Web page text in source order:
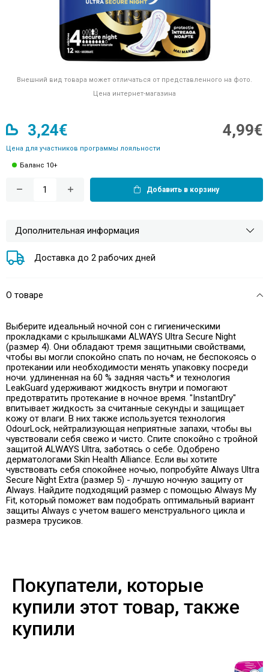
Внешний вид товара может отличаться от представленного на фото.
Цена интернет-магазина
3,24€
Цена для участников программы лояльности
4,99€
Баланс 10+
Добавить в корзину
Дополнительная информация
Доставка до 2 рабочих дней
О товаре
Выберите идеальный ночной сон с гигиеническими
прокладками с крылышками ALWAYS Ultra Secure Night
(размер 4). Они обладают тремя защитными свойствами,
чтобы вы могли спокойно спать по ночам, не беспокоясь о
протекании или необходимости менять упаковку посреди
ночи. удлиненная на 60 % задняя часть* и технология
LeakGuard удерживают жидкость внутри и помогают
предотвратить протекание в ночное время. "InstantDry"
впитывает жидкость за считанные секунды и защищает
кожу от влаги. В них также используется технология
OdourLock, нейтрализующая неприятные запахи, чтобы вы
чувствовали себя свежо и чисто. Спите спокойно с тройной
защитой ALWAYS Ultra, заботясь о себе. Одобрено
дерматологами Skin Health Alliance. Если вы хотите
чувствовать себя спокойнее ночью, попробуйте Always Ultra
Secure Night Extra (размер 5) - лучшую ночную защиту от
Always. Найдите подходящий размер с помощью Always My
Fit, который поможет вам подобрать оптимальный вариант
защиты Always с учетом вашего менструального цикла и
размера трусиков.
Покупатели, которые
купили этот товар, также
купили